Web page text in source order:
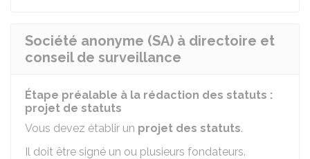
Société anonyme (SA) à directoire et
conseil de surveillance
Étape préalable à la rédaction des statuts :
projet de statuts
Vous devez établir un projet des statuts.
Il doit être signé un ou plusieurs fondateurs.